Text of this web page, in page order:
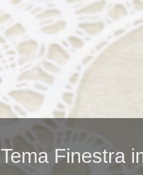
Tema Finestra